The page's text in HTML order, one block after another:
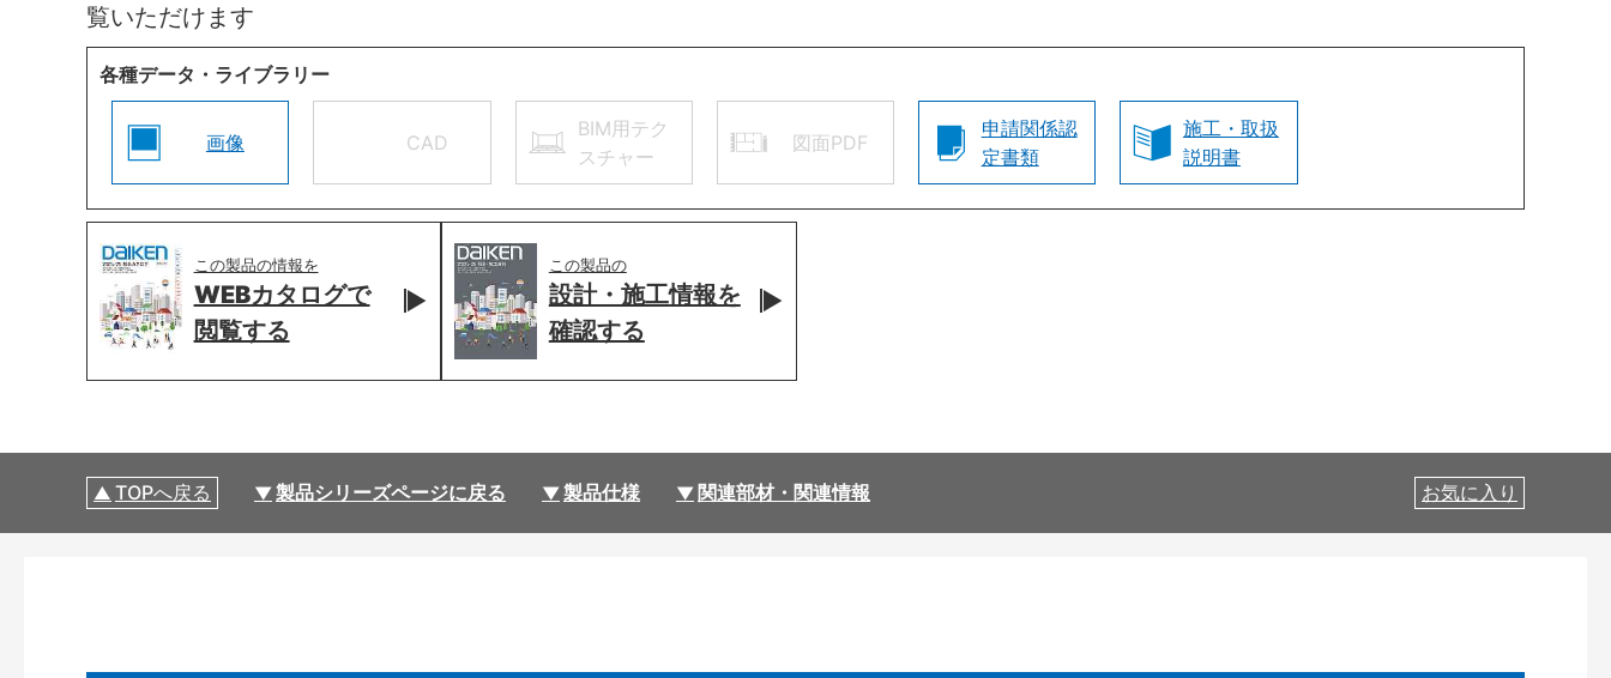
覧いただけます
各種データ・ライブラリー
画像 CAD
BIM用テク
スチャー
図面PDF
申請関係認
定書類
施工・取扱
説明書
この製品の情報を
WEBカタログで
閲覧する
この製品の
設計・施工情報を
確認する
TOPへ戻る 製品シリーズページに戻る 製品仕様 関連部材・関連情報 お気に入り